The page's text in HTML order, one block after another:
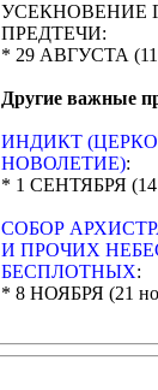
УСЕКНОВЕНИЕ
ПРЕДТЕЧИ:
* 29 АВГУСТА (11
Другие важные
ИНДИКТ
НОВОЛЕТИЕ):
* 1 СЕНТЯБРЯ (14
CОБОР
И ПРОЧИХ
БЕСПЛОТНЫХ:
* 8 НОЯБРЯ (21